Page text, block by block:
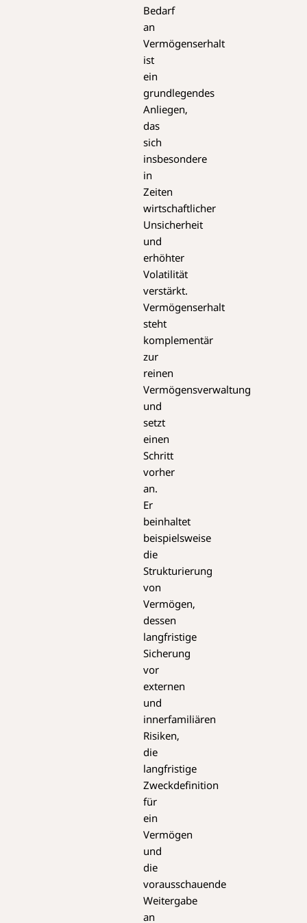
Bedarf
an
Vermögenserhalt
ist
ein
grundlegendes
Anliegen,
das
sich
insbesondere
in
Zeiten
wirtschaftlicher
Unsicherheit
und
erhöhter
Volatilität
verstärkt.
Vermögenserhalt
steht
komplementär
zur
reinen
Vermögensverwaltung
und
setzt
einen
Schritt
vorher
an.
Er
beinhaltet
beispielsweise
die
Strukturierung
von
Vermögen,
dessen
langfristige
Sicherung
vor
externen
und
innerfamiliären
Risiken,
die
langfristige
Zweckdefinition
für
ein
Vermögen
und
die
vorausschauende
Weitergabe
an